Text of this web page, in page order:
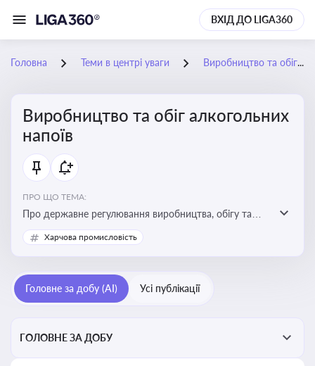
ВХІД ДО LIGA360
Головна Теми в центрі уваги Виробництво та обіг алкогольних напоїв
Виробництво та обіг алкогольних
напоїв
ПРО ЩО ТЕМА:
Про державне регулювання виробництва, обігу та
оподаткування алкогольної продукції, про
ліцензування та правові ризики
Харчова промисловість
Головне за добу (AI) Усі публікації
ГОЛОВНЕ ЗА ДОБУ